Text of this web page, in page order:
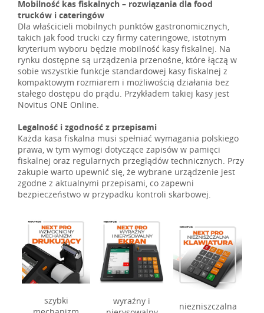
Mobilność kas fiskalnych – rozwiązania dla food
trucków i cateringów
Dla właścicieli mobilnych punktów gastronomicznych,
takich jak food trucki czy firmy cateringowe, istotnym
kryterium wyboru będzie mobilność kasy fiskalnej. Na
rynku dostępne są urządzenia przenośne, które łączą w
sobie wszystkie funkcje standardowej kasy fiskalnej z
kompaktowym rozmiarem i możliwością działania bez
stałego dostępu do prądu. Przykładem takiej kasy jest
Novitus ONE Online.
Legalność i zgodność z przepisami
Każda kasa fiskalna musi spełniać wymagania polskiego
prawa, w tym wymogi dotyczące zapisów w pamięci
fiskalnej oraz regularnych przeglądów technicznych. Przy
zakupie warto upewnić się, że wybrane urządzenie jest
zgodne z aktualnymi przepisami, co zapewni
bezpieczeństwo w przypadku kontroli skarbowej.
szybki
wyraźny i
niezniszczalna